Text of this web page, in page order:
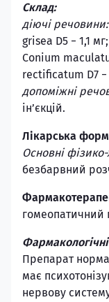
Склад:
діючі речовини:
grisea D5 − 1,1
Сonium
rectificatum D7 −
допоміжні
ін’єкцій.
Лікарська
Основні фізико-
безбарвний
гомеопатичний
Фармакологічні
Препарат
має
нервову